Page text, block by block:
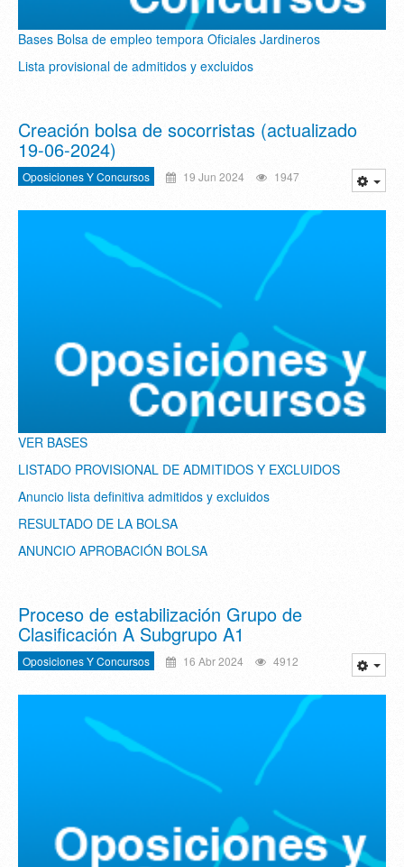
Bases Bolsa de empleo tempora Oficiales Jardineros
Lista provisional de admitidos y excluidos
Creación bolsa de socorristas (actualizado
19-06-2024)
Oposiciones Y Concursos 19 Jun 2024 1947
VER BASES
LISTADO PROVISIONAL DE ADMITIDOS Y EXCLUIDOS
Anuncio lista definitiva admitidos y excluidos
RESULTADO DE LA BOLSA
ANUNCIO APROBACIÓN BOLSA
Proceso de estabilización Grupo de
Clasificación A Subgrupo A1
Oposiciones Y Concursos 16 Abr 2024 4912